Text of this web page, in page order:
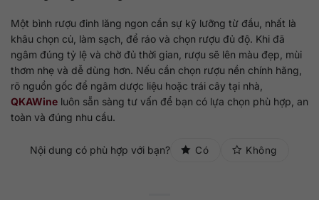
Một bình rượu đinh lăng ngon cần sự kỹ lưỡng từ đầu, nhất là
khâu chọn củ, làm sạch, để ráo và chọn rượu đủ độ. Khi đã
ngâm đúng tỷ lệ và chờ đủ thời gian, rượu sẽ lên màu đẹp, mùi
thơm nhẹ và dễ dùng hơn. Nếu cần chọn rượu nền chính hãng,
rõ nguồn gốc để ngâm dược liệu hoặc trái cây tại nhà,
QKAWine luôn sẵn sàng tư vấn để bạn có lựa chọn phù hợp, an
toàn và đúng nhu cầu.
Nội dung có phù hợp với bạn? Có Không